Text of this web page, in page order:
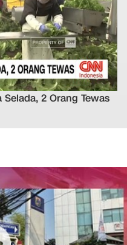
2 Orang Tewas